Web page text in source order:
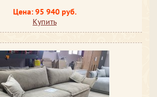
Цена: 95 940 руб.
Купить